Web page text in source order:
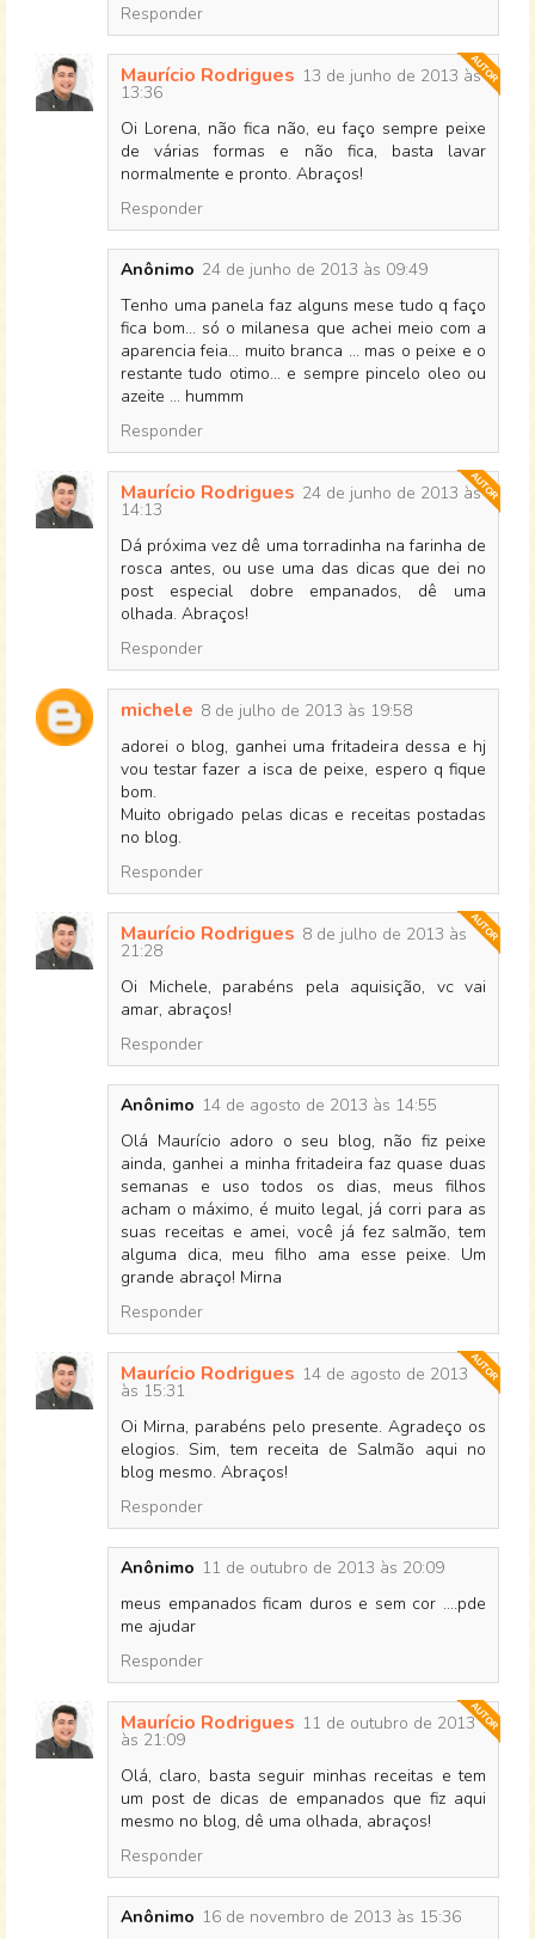
Responder
Maurício Rodrigues 13 de junho de 2013 às
13:36
Oi Lorena, não fica não, eu faço sempre peixe
de várias formas e não fica, basta lavar
normalmente e pronto. Abraços!
Responder
Anônimo 24 de junho de 2013 às 09:49
Tenho uma panela faz alguns mese tudo q faço
fica bom... só o milanesa que achei meio com a
aparencia feia... muito branca ... mas o peixe e o
restante tudo otimo... e sempre pincelo oleo ou
azeite ... hummm
Responder
Maurício Rodrigues 24 de junho de 2013 às
14:13
Dá próxima vez dê uma torradinha na farinha de
rosca antes, ou use uma das dicas que dei no
post especial dobre empanados, dê uma
olhada. Abraços!
Responder
michele 8 de julho de 2013 às 19:58
adorei o blog, ganhei uma fritadeira dessa e hj
vou testar fazer a isca de peixe, espero q fique
bom.
Muito obrigado pelas dicas e receitas postadas
no blog.
Responder
Maurício Rodrigues 8 de julho de 2013 às
21:28
Oi Michele, parabéns pela aquisição, vc vai
amar, abraços!
Responder
Anônimo 14 de agosto de 2013 às 14:55
Olá Maurício adoro o seu blog, não fiz peixe
ainda, ganhei a minha fritadeira faz quase duas
semanas e uso todos os dias, meus filhos
acham o máximo, é muito legal, já corri para as
suas receitas e amei, você já fez salmão, tem
alguma dica, meu filho ama esse peixe. Um
grande abraço! Mirna
Responder
Maurício Rodrigues 14 de agosto de 2013
às 15:31
Oi Mirna, parabéns pelo presente. Agradeço os
elogios. Sim, tem receita de Salmão aqui no
blog mesmo. Abraços!
Responder
Anônimo 11 de outubro de 2013 às 20:09
meus empanados ficam duros e sem cor ....pde
me ajudar
Responder
Maurício Rodrigues 11 de outubro de 2013
às 21:09
Olá, claro, basta seguir minhas receitas e tem
um post de dicas de empanados que fiz aqui
mesmo no blog, dê uma olhada, abraços!
Responder
Anônimo 16 de novembro de 2013 às 15:36